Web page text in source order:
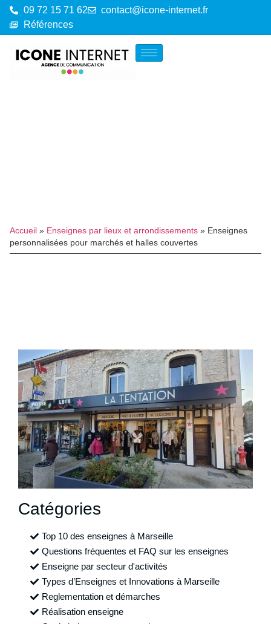
09 72 15 71 62
contact@icone-internet.fr
Références
Accueil » Enseignes par lieux et arrondissements » Enseignes
personnalisées pour marchés et halles couvertes
Catégories
Top 10 des enseignes à Marseille
Questions fréquentes et FAQ sur les enseignes
Enseigne par secteur d'activités
Types d’Enseignes et Innovations à Marseille
Reglementation et démarches
Réalisation enseigne